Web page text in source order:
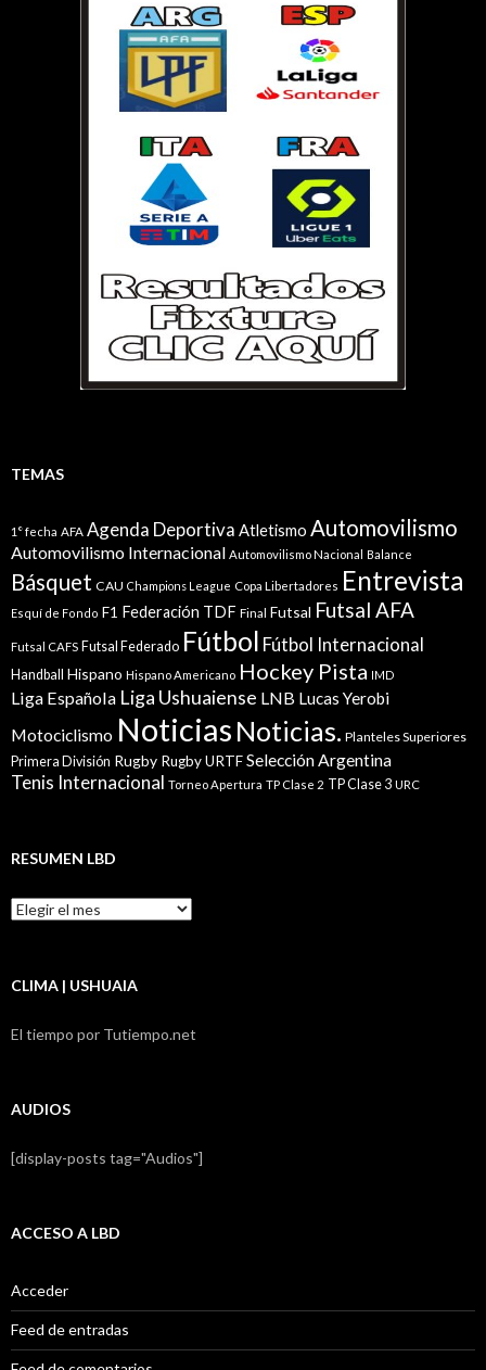
TEMAS
1° fecha AFA Agenda Deportiva Atletismo Automovilismo
Automovilismo Internacional Automovilismo Nacional Balance
Básquet CAU Champions League Copa Libertadores Entrevista
Esquí de Fondo F1 Federación TDF Final Futsal Futsal AFA
Futsal CAFS Futsal Federado Fútbol Fútbol Internacional
Handball Hispano Hispano Americano Hockey Pista IMD
Liga Española Liga Ushuaiense LNB Lucas Yerobi
Motociclismo Noticias Noticias. Planteles Superiores
Primera División Rugby Rugby URTFSelección Argentina
Tenis Internacional Torneo Apertura TP Clase 2 TP Clase 3 URC
RESUMEN LBD
Resumen
LBD
CLIMA | USHUAIA
El tiempo por Tutiempo.net
AUDIOS
[display-posts tag="Audios"]
ACCESO A LBD
Acceder
Feed de entradas